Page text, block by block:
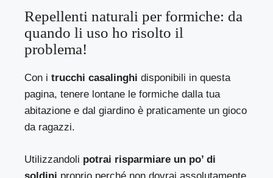
Repellenti naturali per formiche: da
quando li uso ho risolto il
problema!
Con i trucchi casalinghi disponibili in questa
pagina, tenere lontane le formiche dalla tua
abitazione e dal giardino è praticamente un gioco
da ragazzi.
Utilizzandoli potrai risparmiare un po’ di
soldini proprio perché non dovrai assolutamente